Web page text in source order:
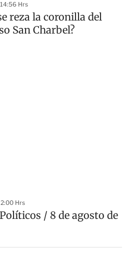
Hrs
reza la coronilla del
San Charbel?
Hrs
/ 8 de agosto de